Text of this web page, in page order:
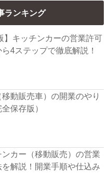
ランキング
】キッチンカーの営業許可
4ステップで徹底解説！
動販売車）の開業のやり
保存版）
カー（移動販売）の営業
解説！開業手順や仕込み